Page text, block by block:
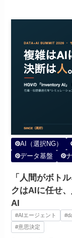
AI（選択NG）
データ基盤
「人間がボト
クはAIに任せ
AI
#AIエージェント
#意思決定